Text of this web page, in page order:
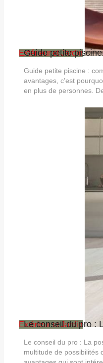
Extérieur et Jardin
Guide petite
Guide petite piscine :
avantages, c’est
en plus de personnes.
Extérieur et Jardin
Le conseil du pro :
Le conseil du pro : La
multitude de possibilités